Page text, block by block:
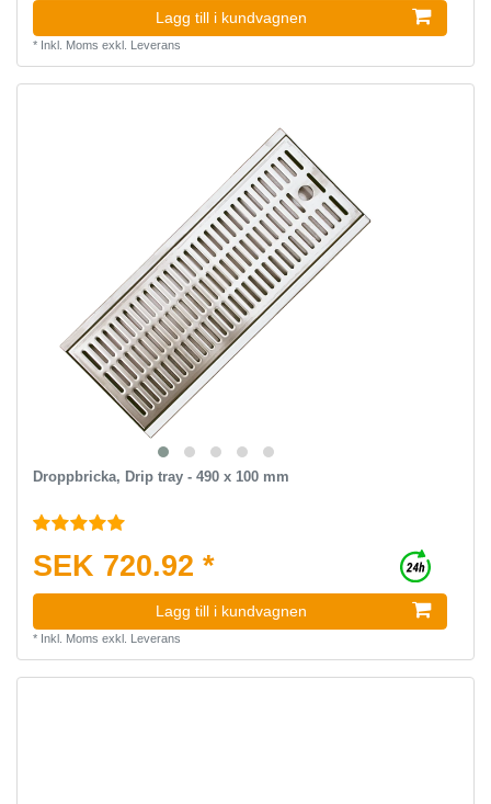
Lagg till i kundvagnen
* Inkl. Moms exkl. Leverans
Droppbricka, Drip tray - 490 x 100 mm
SEK 720.92 *
Lagg till i kundvagnen
* Inkl. Moms exkl. Leverans